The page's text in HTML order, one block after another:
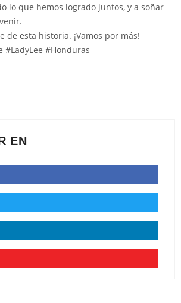
lo que hemos logrado juntos, y a soñar
de esta historia. ¡Vamos por más!
#LadyLee #Honduras
EN